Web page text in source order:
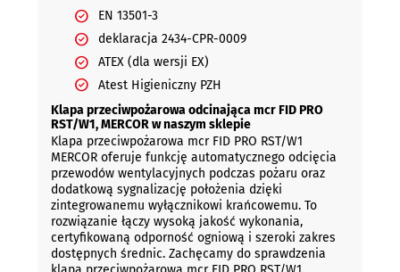
EN 13501-3
deklaracja 2434-CPR-0009
ATEX (dla wersji EX)
Atest Higieniczny PZH
Klapa przeciwpożarowa odcinająca mcr FID PRO
RST/W1, MERCOR w naszym sklepie
Klapa przeciwpożarowa mcr FID PRO RST/W1
MERCOR oferuje funkcję automatycznego odcięcia
przewodów wentylacyjnych podczas pożaru oraz
dodatkową sygnalizację położenia dzięki
zintegrowanemu wyłącznikowi krańcowemu. To
rozwiązanie łączy wysoką jakość wykonania,
certyfikowaną odporność ogniową i szeroki zakres
dostępnych średnic. Zachęcamy do sprawdzenia